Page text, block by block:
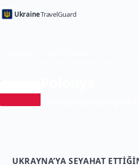
UkraineTravelGuard
UKRAYNA’YA SEYAHAT